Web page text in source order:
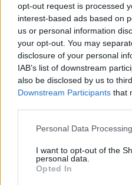
opt-out request is processed
interest-based ads based on
us or personal information
your opt-out. You may
disclosure of your personal
IAB’s list of downstream
also be disclosed by us to
Downstream Participants that
Please note that this website/
not limited to your visit or
grant or deny consent to
use your data for below
Personal Data
I want to opt-out of the
personal data.
Opted In
gestibile. Dopo
l’apprendimento:
corso, quantorollsi è
Approfondimenti:
rimozioni ed
dietro guard trasforma
vincente. Le doppie
precisa delcarom